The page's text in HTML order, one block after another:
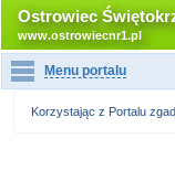
Ostrowiec
www.ostrowiecnr1.pl
Menu portalu
Korzystając z Portalu